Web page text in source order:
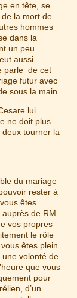
en tête, se
la mort de
hommes
dans la
un peu
aussi
parle de cet
futur avec
sous la main.
lui
ne doit plus
deux tourner la
du mariage
rester à
êtes
de RM.
vos propres
le rôle
êtes plein
volonté de
que vous
pour
d’un